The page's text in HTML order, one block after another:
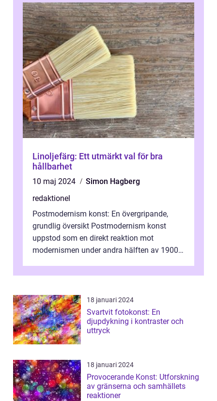
Linoljefärg: Ett utmärkt val för bra
hållbarhet
10 maj 2024
Simon Hagberg
redaktionel
Postmodernism konst: En övergripande,
grundlig översikt Postmodernism konst
uppstod som en direkt reaktion mot
modernismen under andra hälften av 1900-
...
18 januari 2024
Svartvit fotokonst: En
djupdykning i kontraster och
uttryck
18 januari 2024
Provocerande Konst: Utforskning
av gränserna och samhällets
reaktioner